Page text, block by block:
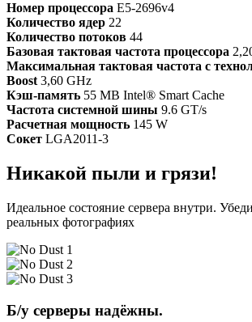
Номер процессора E5-2696v4
Количество ядер 22
Количество потоков 44
Базовая тактовая частота процессора
Максимальная тактовая частота с
Boost 3,60 GHz
Кэш-память 55 MB Intel® Smart Cache
Частота системной шины 9.6 GT/s
Расчетная мощность 145 W
Сокет LGA2011-3
Никакой пыли и грязи!
Идеальное состояние сервера внутри.
реальных фотографиях
Б/у серверы надёжны.